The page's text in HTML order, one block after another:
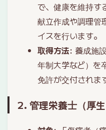
で、健康を維持す
献立作成や調理管
イスを行います。
取得方法: 養成施
年制大学など）を
免許が交付されま
2. 管理栄養士（厚生